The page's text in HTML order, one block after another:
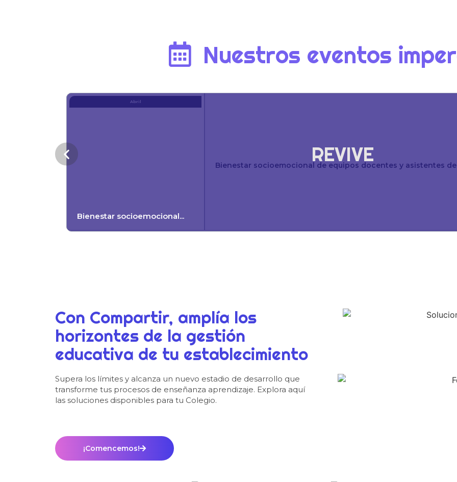
Nuestros eventos
Abril
Bienestar socioemocional de equipos docentes y asistentes
REVIVE
Bienestar socioemocional...
Con Compartir, amplía los
horizontes de la gestión
educativa de tu establecimiento
Supera los límites y alcanza un nuevo estadio de desarrollo que
transforme tus procesos de enseñanza aprendizaje. Explora aquí
las soluciones disponibles para tu Colegio.
¡Comencemos!